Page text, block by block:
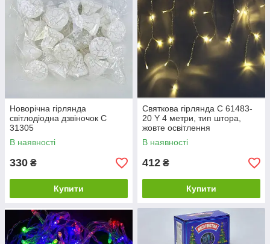
Новорічна гірлянда
світлодіодна дзвіночок С
31305
В наявності
330 ₴
Купити
Святкова гірлянда C 61483-
20 Y 4 метри, тип штора,
жовте освітлення
В наявності
412 ₴
Купити